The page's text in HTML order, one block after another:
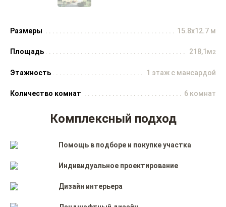
Размеры 15.8x12.7 м
Площадь 218,1м2
Этажность 1 этаж с мансардой
Количество комнат 6 комнат
Комплексный подход
Помощь в подборе и покупке участка
Индивидуальное проектирование
Дизайн интерьера